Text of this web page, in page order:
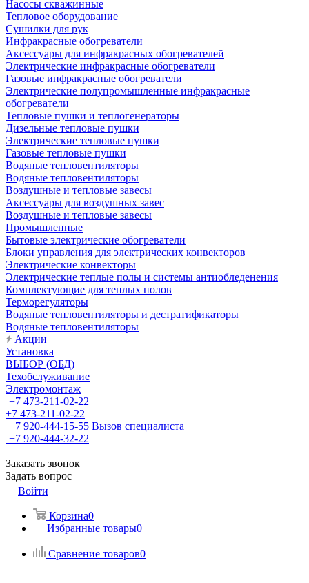
Насосы скважинные
Тепловое оборудование
Сушилки для рук
Инфракрасные обогреватели
Аксессуары для инфракрасных обогревателей
Электрические инфракрасные обогреватели
Газовые инфракрасные обогреватели
Электрические полупромышленные инфракрасные
обогреватели
Тепловые пушки и теплогенераторы
Дизельные тепловые пушки
Электрические тепловые пушки
Газовые тепловые пушки
Водяные тепловентиляторы
Водяные тепловентиляторы
Воздушные и тепловые завесы
Аксессуары для воздушных завес
Воздушные и тепловые завесы
Промышленные
Бытовые электрические обогреватели
Блоки управления для электрических конвекторов
Электрические конвекторы
Электрические теплые полы и системы антиобледенения
Комплектующие для теплых полов
Терморегуляторы
Водяные тепловентиляторы и дестратификаторы
Водяные тепловентиляторы
Акции
Установка
ВЫБОР (ОБД)
Техобслуживание
Электромонтаж
+7 473-211-02-22
+7 473-211-02-22
+7 920-444-15-55 Вызов специалиста
+7 920-444-32-22
Заказать звонок
Задать вопрос
Войти
Корзина0
Избранные товары0
Сравнение товаров0